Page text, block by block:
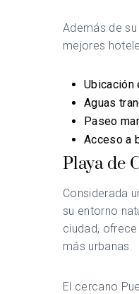
Además de
mejores
Ubicación
Aguas
Paseo
Acceso a
Playa de
Considerada
su entorno
ciudad,
más urbanas.
El cercano